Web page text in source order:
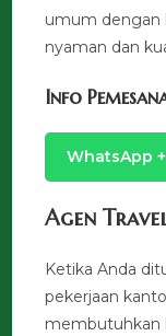
umum dengan
nyaman dan
Info
WhatsApp
Agen
Ketika Anda
pekerjaan
membutuhkan